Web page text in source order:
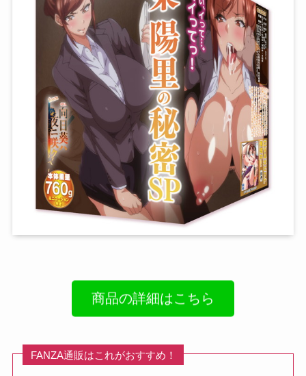
商品の詳細はこちら
FANZA通販はこれがおすすめ！